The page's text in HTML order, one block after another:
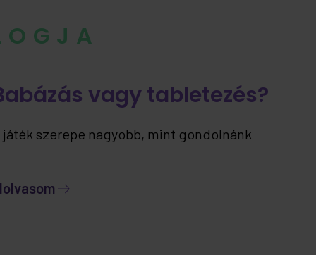
vagy tabletezés?
játék szerepe nagyobb, mint gondolnánk